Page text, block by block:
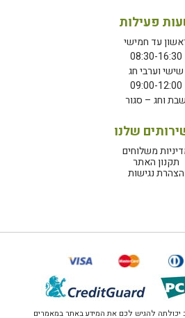
פעילות
עד חמישי
08:30-16:30
שישי וערבי חג
09:00-12:00
שבת וחג – סגור
שלנו
משלוחים
תקנון האתר
הצהרת נגישות
להגיש לכם את המידע באתר במאמרים